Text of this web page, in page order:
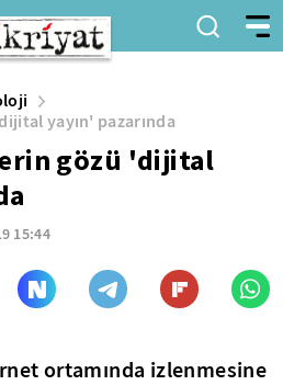
yayın' pazarında
gözü 'dijital
15:44
ortamında izlenmesine